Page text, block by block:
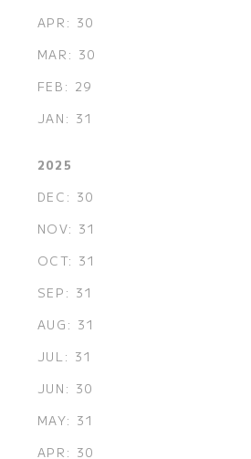
APR: 30
MAR: 30
FEB: 29
JAN: 31
2025
DEC: 30
NOV: 31
OCT: 31
SEP: 31
AUG: 31
JUL: 31
JUN: 30
MAY: 31
APR: 30